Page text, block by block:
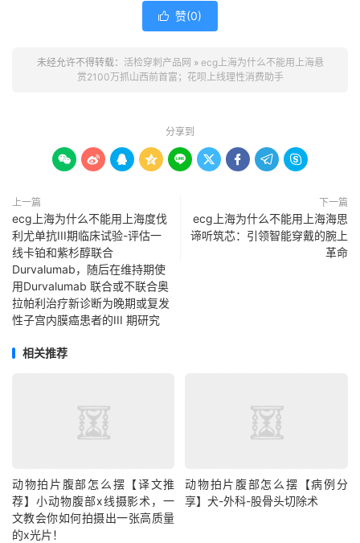
 赞(0)
未经允许不得转载： 活检穿刺产品网 » ecg上海为什么不能用上海悬
赏2100万抓山西前首富；花呗上线理性消费助手
分享到
        
上一篇
ecg上海为什么不能用上海度伐
利尤单抗III期临床试验-评估一
线卡铂和紫杉醇联合
Durvalumab，随后在维持期使
用Durvalumab 联合或不联合奥
拉帕利治疗新诊断为晚期或复发
性子宫内膜癌患者的III 期研究
下一篇
ecg上海为什么不能用上海海思
谛听筑芯：引领智能穿戴的腕上
革命
相关推荐
动物拍片腹部怎么摆【译文推
荐】小动物腹部x线摄影术，一
文教会你如何拍摄出一张高质量
的x光片！
动物拍片腹部怎么摆【病例分
享】犬-外科-股骨头切除术